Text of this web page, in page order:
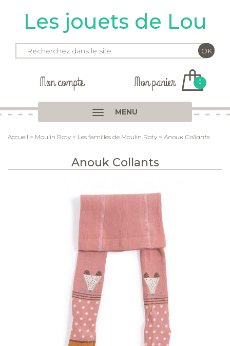
Les jouets de Lou
Mon compte Mon panier 0
MENU
Accueil > Moulin Roty > Les familles de Moulin Roty >Anouk Collants
Anouk Collants